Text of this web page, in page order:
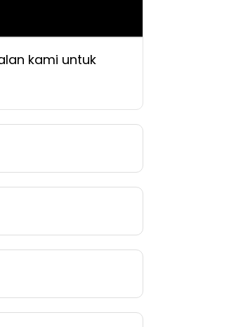
kami untuk